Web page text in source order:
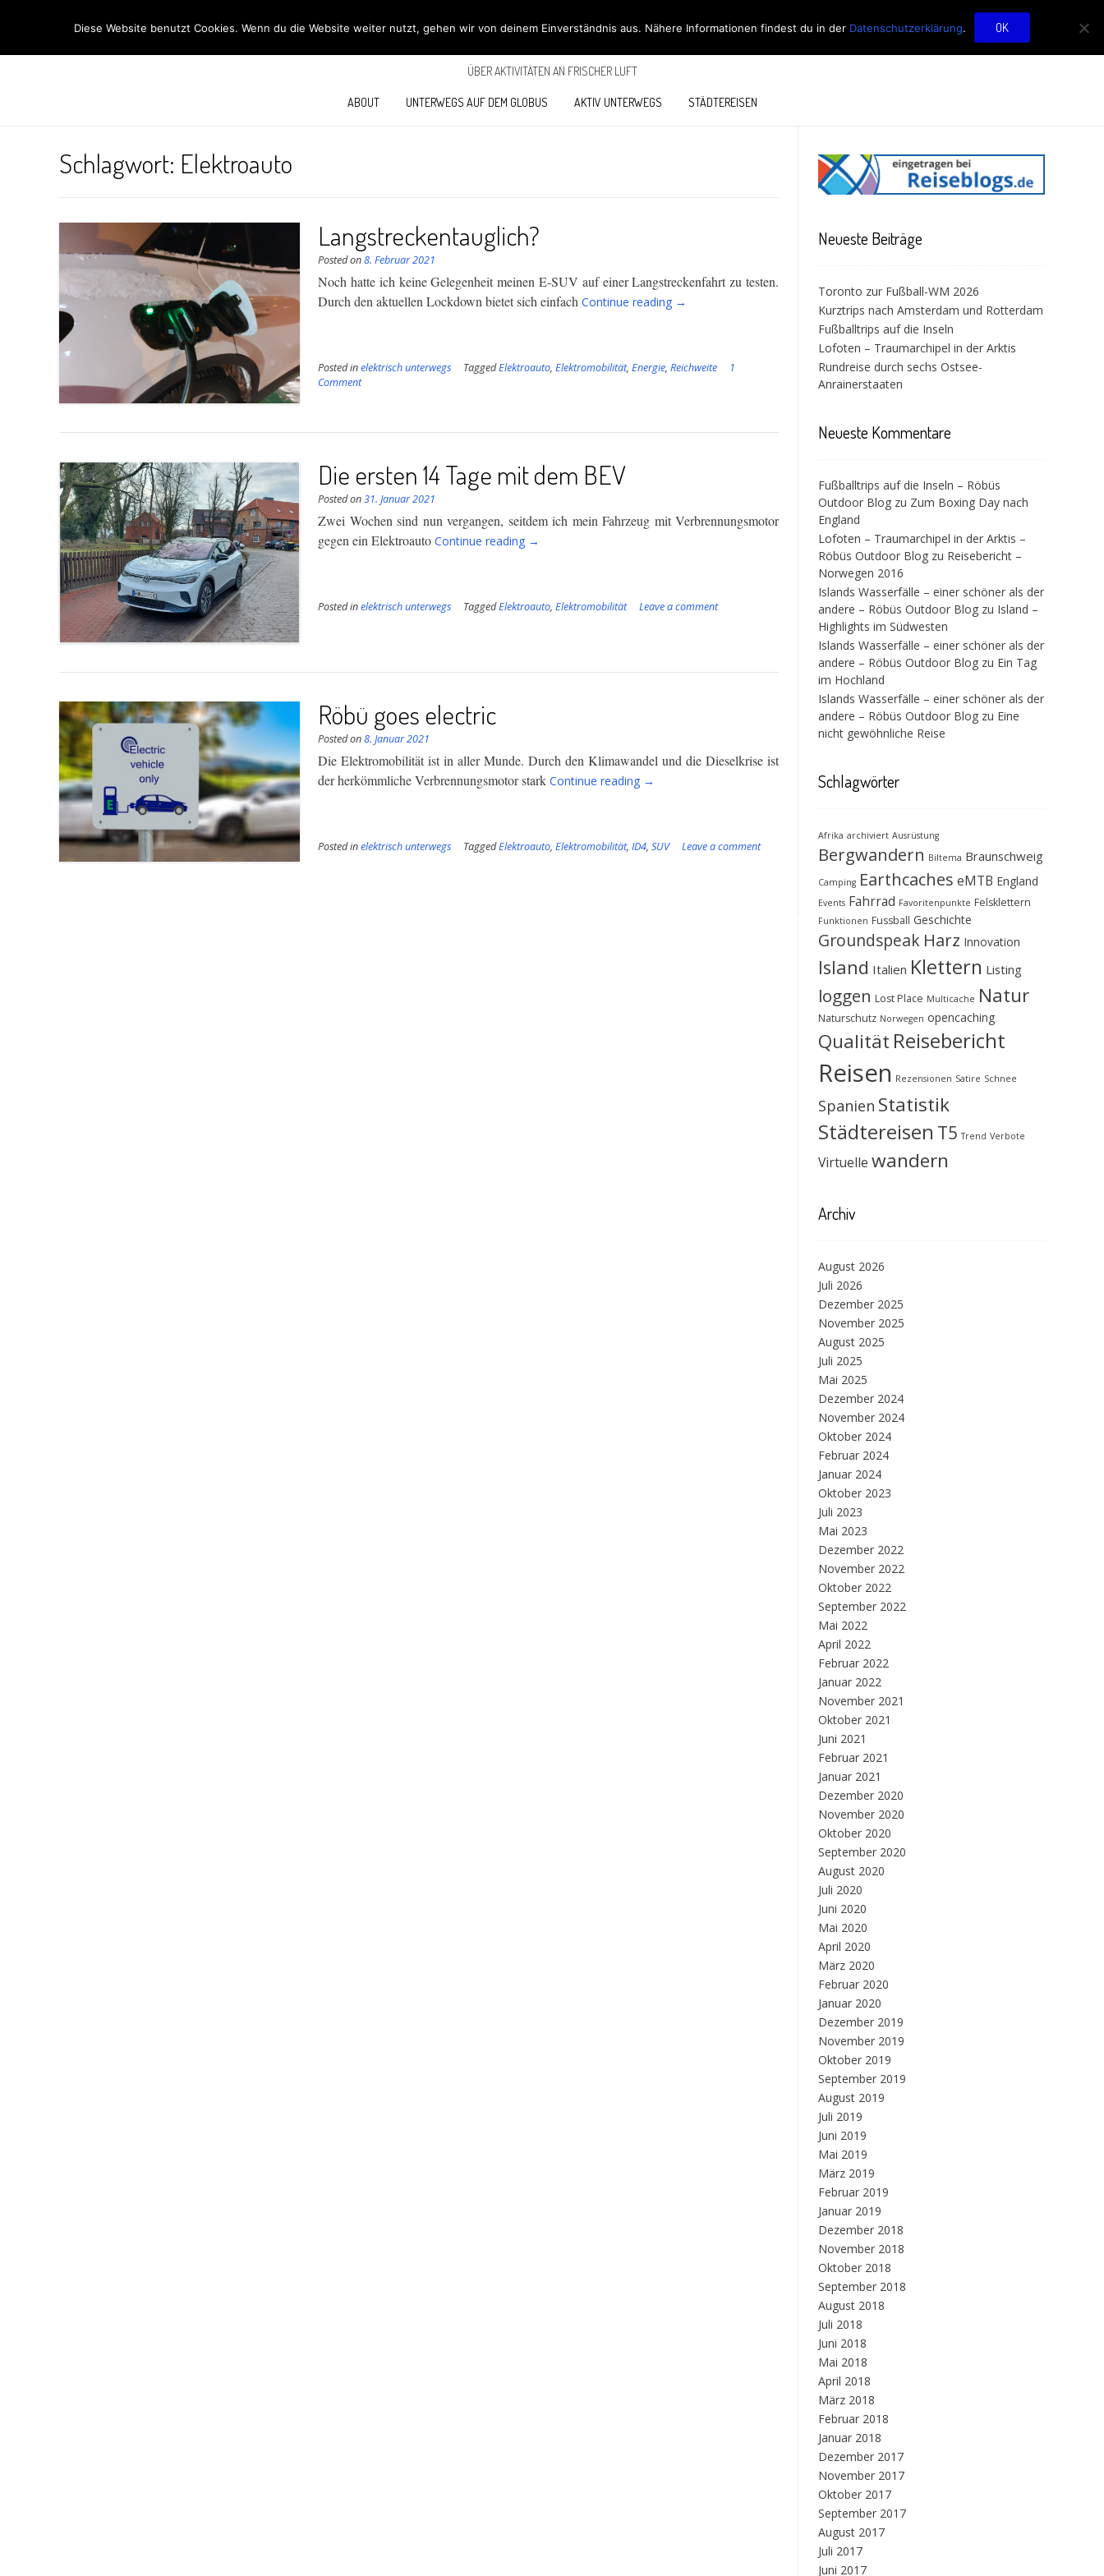
RÖBÜS OUTDOOR BLOG
ÜBER AKTIVITÄTEN AN FRISCHER LUFT
ABOUT UNTERWEGS AUF DEM GLOBUS AKTIV UNTERWEGS STÄDTEREISEN
Schlagwort: Elektroauto
Langstreckentauglich?
Posted on8. Februar 2021
Noch hatte ich keine Gelegenheit meinen E-SUV auf einer Langstreckenfahrt zu testen.
Durch den aktuellen Lockdown bietet sich einfachContinue reading “Langstreckentauglich?”
→
Posted inelektrisch unterwegs TaggedElektroauto,Elektromobilität,Energie,Reichweite
1
Comment
Die ersten 14 Tage mit dem BEV
Posted on31. Januar 2021
Zwei Wochen sind nun vergangen, seitdem ich mein Fahrzeug mit Verbrennungsmotor
gegen ein ElektroautoContinue reading
“Die
mit
→
Posted inelektrisch unterwegs TaggedElektroauto,Elektromobilität Leave a comment
Röbü goes electric
Posted on8. Januar 2021
Die Elektromobilität ist in aller Munde. Durch den Klimawandel und die Dieselkrise ist
der herkömmliche Verbrennungsmotor starkContinue reading
“Röbü
→
Posted inelektrisch unterwegs TaggedElektroauto,Elektromobilität,ID4,SUV Leave a comment
Neueste Beiträge
Toronto zur Fußball-WM 2026
Kurztrips nach Amsterdam und Rotterdam
Fußballtrips auf die Inseln
Lofoten – Traumarchipel in der Arktis
Rundreise durch sechs Ostsee-
Anrainerstaaten
Neueste Kommentare
Fußballtrips auf die Inseln – Röbüs
Outdoor Blog zu Zum Boxing Day nach
England
Lofoten – Traumarchipel in der Arktis –
Röbüs Outdoor Blog zu Reisebericht –
Norwegen 2016
Islands Wasserfälle – einer schöner als der
andere – Röbüs Outdoor Blog zu Island –
Highlights im Südwesten
Islands Wasserfälle – einer schöner als der
andere – Röbüs Outdoor Blog zu Ein Tag
im Hochland
Islands Wasserfälle – einer schöner als der
andere – Röbüs Outdoor Blog zu Eine
nicht gewöhnliche Reise
Schlagwörter
Afrika archiviert Ausrüstung
Bergwandern Biltema Braunschweig
Camping Earthcaches eMTB England
Events Fahrrad Favoritenpunkte Felsklettern
Funktionen Fussball Geschichte
Groundspeak Harz Innovation
Island Italien Klettern Listing
loggen Lost Place Multicache Natur
Naturschutz Norwegen opencaching
Qualität Reisebericht
Reisen Rezensionen Satire Schnee
Spanien Statistik
Städtereisen T5 Trend Verbote
Virtuelle wandern
Archiv
August 2026
Juli 2026
Dezember 2025
November 2025
August 2025
Juli 2025
Mai 2025
Dezember 2024
November 2024
Oktober 2024
Februar 2024
Januar 2024
Oktober 2023
Juli 2023
Mai 2023
Dezember 2022
November 2022
Oktober 2022
September 2022
Mai 2022
April 2022
Februar 2022
Januar 2022
November 2021
Oktober 2021
Juni 2021
Februar 2021
Januar 2021
Dezember 2020
November 2020
Oktober 2020
September 2020
August 2020
Juli 2020
Juni 2020
Mai 2020
April 2020
März 2020
Februar 2020
Januar 2020
Dezember 2019
November 2019
Oktober 2019
September 2019
August 2019
Juli 2019
Juni 2019
Mai 2019
März 2019
Februar 2019
Januar 2019
Dezember 2018
November 2018
Oktober 2018
September 2018
August 2018
Juli 2018
Juni 2018
Mai 2018
April 2018
März 2018
Februar 2018
Januar 2018
Dezember 2017
November 2017
Oktober 2017
September 2017
August 2017
Juli 2017
Juni 2017
Diese Website benutzt Cookies. Wenn du die Website weiter nutzt, gehen wir von deinem Einverständnis aus. Nähere Informationen findest du in der Datenschutzerklärung. OK